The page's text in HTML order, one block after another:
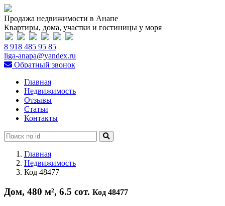
Продажа недвижимости в Анапе
Квартиры, дома, участки и гостиницы у моря
8 918 485 95 85
liga-anapa@yandex.ru
Обратный звонок
Главная
Недвижимость
Отзывы
Статьи
Контакты
Главная
Недвижимость
Код 48477
Дом, 480 м², 6.5 сот. Код 48477